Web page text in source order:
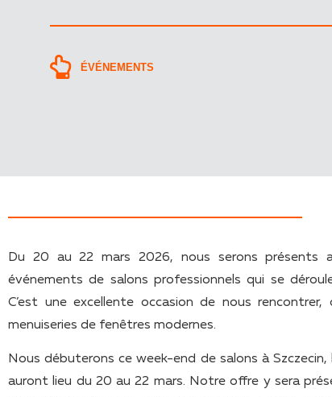
ÉVÉNEMENTS
Du 20 au 22 mars 2026, nous serons présents
événements de salons professionnels qui se
C’est une excellente occasion de nous
menuiseries de fenêtres modernes.
Nous débuterons ce week-end de salons à
auront lieu du 20 au 22 mars. Notre offre y sera